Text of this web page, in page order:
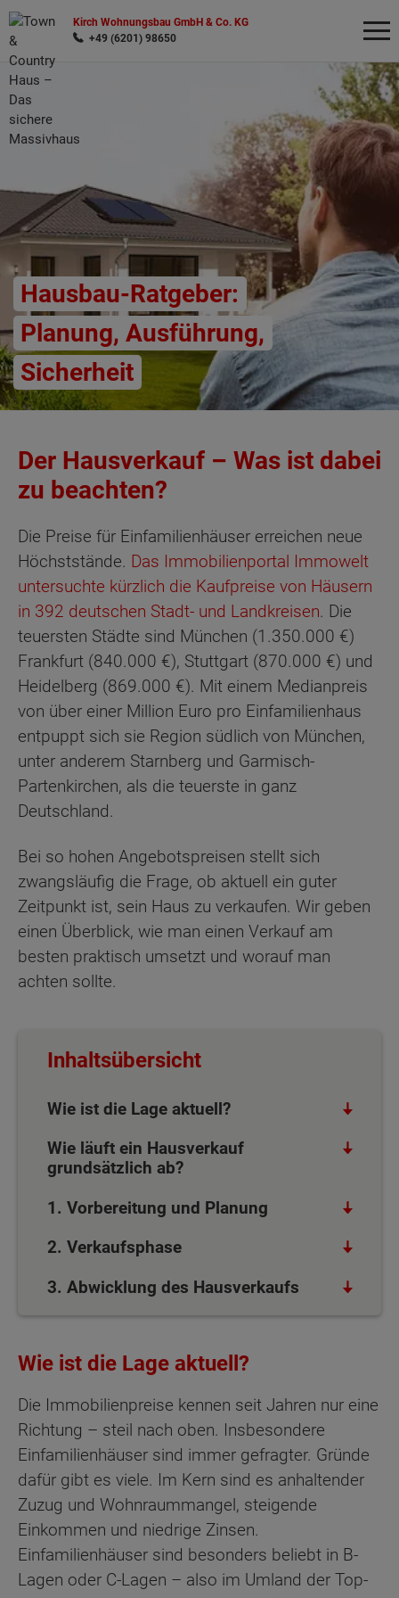
Kirch Wohnungsbau GmbH & Co. KG
+49 (6201) 98650
Hausbau-Ratgeber:
Planung, Ausführung,
Sicherheit
Der Hausverkauf – Was ist dabei
zu beachten?
Die Preise für Einfamilienhäuser erreichen neue
Höchststände. Das Immobilienportal Immowelt
untersuchte kürzlich die Kaufpreise von Häusern
in 392 deutschen Stadt- und Landkreisen. Die
teuersten Städte sind München (1.350.000 €)
Frankfurt (840.000 €), Stuttgart (870.000 €) und
Heidelberg (869.000 €). Mit einem Medianpreis
von über einer Million Euro pro Einfamilienhaus
entpuppt sich sie Region südlich von München,
unter anderem Starnberg und Garmisch-
Partenkirchen, als die teuerste in ganz
Deutschland.
Bei so hohen Angebotspreisen stellt sich
zwangsläufig die Frage, ob aktuell ein guter
Zeitpunkt ist, sein Haus zu verkaufen. Wir geben
einen Überblick, wie man einen Verkauf am
besten praktisch umsetzt und worauf man
achten sollte.
Inhaltsübersicht
Wie ist die Lage aktuell?
Wie läuft ein Hausverkauf
grundsätzlich ab?
1. Vorbereitung und Planung
2. Verkaufsphase
3. Abwicklung des Hausverkaufs
Wie ist die Lage aktuell?
Die Immobilienpreise kennen seit Jahren nur eine
Richtung – steil nach oben. Insbesondere
Einfamilienhäuser sind immer gefragter. Gründe
dafür gibt es viele. Im Kern sind es anhaltender
Zuzug und Wohnraummangel, steigende
Einkommen und niedrige Zinsen.
Einfamilienhäuser sind besonders beliebt in B-
Lagen oder C-Lagen – also im Umland der Top-
Wonach möchten Sie suchen?